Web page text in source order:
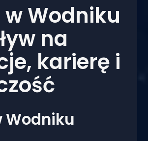
w Wodniku
na
karierę i
Wodniku